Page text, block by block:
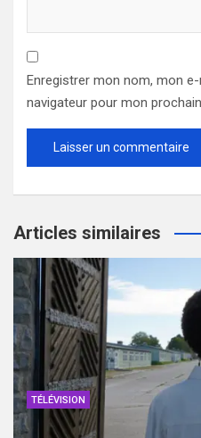
Enregistrer mon nom, mon
navigateur pour mon
Articles similaires
TÉLÉVISION